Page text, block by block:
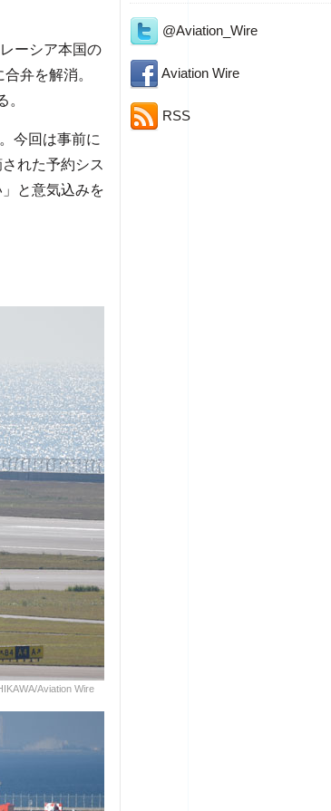
@Aviation_Wire
Aviation Wire
RSS
ーシア本国の
弁を解消。
今回は事前に
れた予約シス
と意気込みを
Aviation Wire